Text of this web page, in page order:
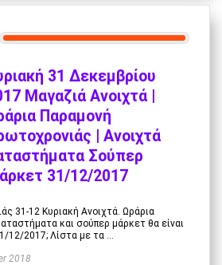
31 Δεκεμβρίου
Μαγαζιά Ανοιχτά |
Παραμονή
| Ανοιχτά
Σούπερ
31/12/2017
31-12 Κυριακή Ανοιχτά. Ωράρια
και σούπερ μάρκετ θα είναι
12/2017; Λίστα με τα ...
2018